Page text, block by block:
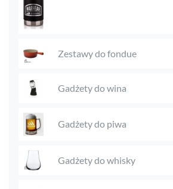
Zestawy do fondue
Gadżety do wina
Gadżety do piwa
Gadżety do whisky